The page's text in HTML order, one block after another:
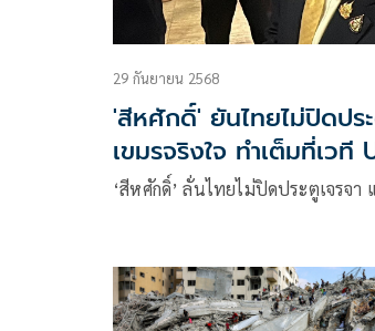
29 กันยายน 2568
'สีหศักดิ์' ยันไทยไม่ปิดปร
เขมรจริงใจ ทำเต็มที่เวที
‘สีหศักดิ์’ ลั่นไทยไม่ปิดประตูเจรจา